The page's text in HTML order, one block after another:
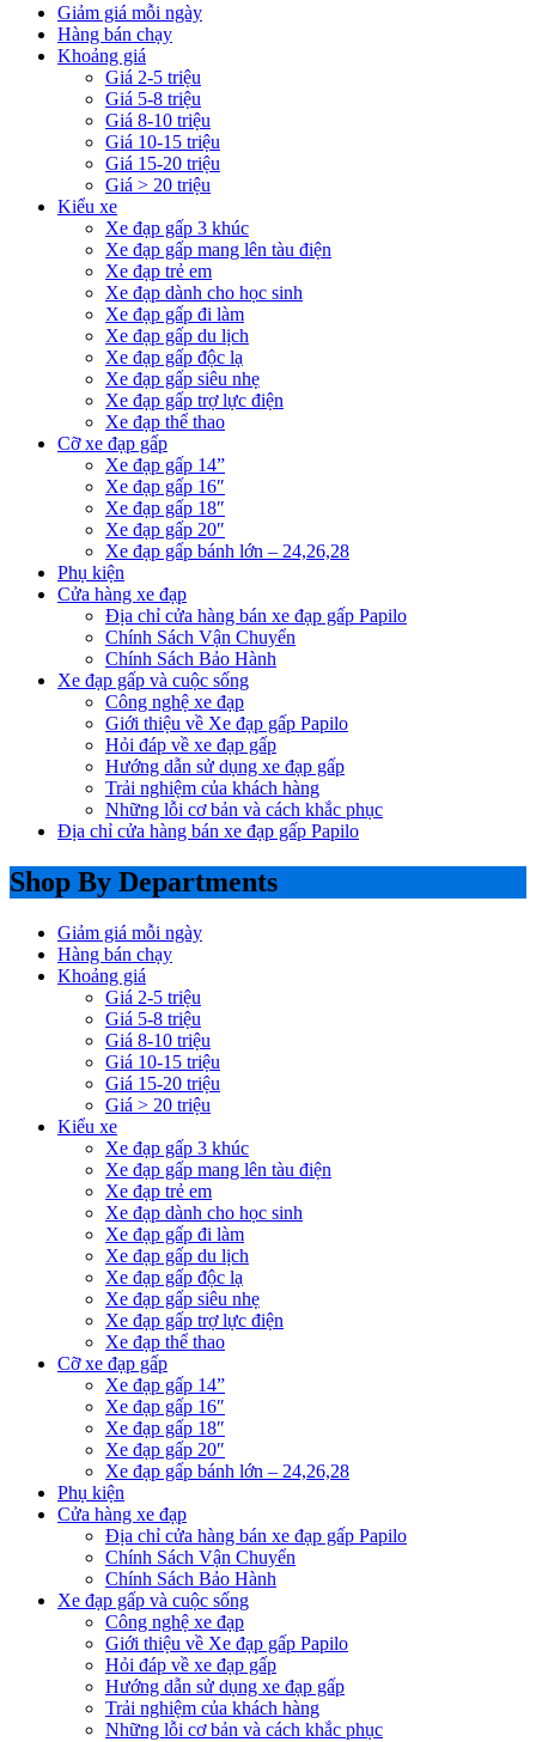
Giảm giá mỗi ngày
Hàng bán chạy
Khoảng giá
Giá 2-5 triệu
Giá 5-8 triệu
Giá 8-10 triệu
Giá 10-15 triệu
Giá 15-20 triệu
Giá > 20 triệu
Kiểu xe
Xe đạp gấp 3 khúc
Xe đạp gấp mang lên tàu điện
Xe đạp trẻ em
Xe đạp dành cho học sinh
Xe đạp gấp đi làm
Xe đạp gấp du lịch
Xe đạp gấp độc lạ
Xe đạp gấp siêu nhẹ
Xe đạp gấp trợ lực điện
Xe đạp thể thao
Cỡ xe đạp gấp
Xe đạp gấp 14”
Xe đạp gấp 16″
Xe đạp gấp 18″
Xe đạp gấp 20″
Xe đạp gấp bánh lớn – 24,26,28
Phụ kiện
Cửa hàng xe đạp
Địa chỉ cửa hàng bán xe đạp gấp Papilo
Chính Sách Vận Chuyển
Chính Sách Bảo Hành
Xe đạp gấp và cuộc sống
Công nghệ xe đạp
Giới thiệu về Xe đạp gấp Papilo
Hỏi đáp về xe đạp gấp
Hướng dẫn sử dụng xe đạp gấp
Trải nghiệm của khách hàng
Những lỗi cơ bản và cách khắc phục
Địa chỉ cửa hàng bán xe đạp gấp Papilo
Shop By Departments
Giảm giá mỗi ngày
Hàng bán chạy
Khoảng giá
Giá 2-5 triệu
Giá 5-8 triệu
Giá 8-10 triệu
Giá 10-15 triệu
Giá 15-20 triệu
Giá > 20 triệu
Kiểu xe
Xe đạp gấp 3 khúc
Xe đạp gấp mang lên tàu điện
Xe đạp trẻ em
Xe đạp dành cho học sinh
Xe đạp gấp đi làm
Xe đạp gấp du lịch
Xe đạp gấp độc lạ
Xe đạp gấp siêu nhẹ
Xe đạp gấp trợ lực điện
Xe đạp thể thao
Cỡ xe đạp gấp
Xe đạp gấp 14”
Xe đạp gấp 16″
Xe đạp gấp 18″
Xe đạp gấp 20″
Xe đạp gấp bánh lớn – 24,26,28
Phụ kiện
Cửa hàng xe đạp
Địa chỉ cửa hàng bán xe đạp gấp Papilo
Chính Sách Vận Chuyển
Chính Sách Bảo Hành
Xe đạp gấp và cuộc sống
Công nghệ xe đạp
Giới thiệu về Xe đạp gấp Papilo
Hỏi đáp về xe đạp gấp
Hướng dẫn sử dụng xe đạp gấp
Trải nghiệm của khách hàng
Những lỗi cơ bản và cách khắc phục